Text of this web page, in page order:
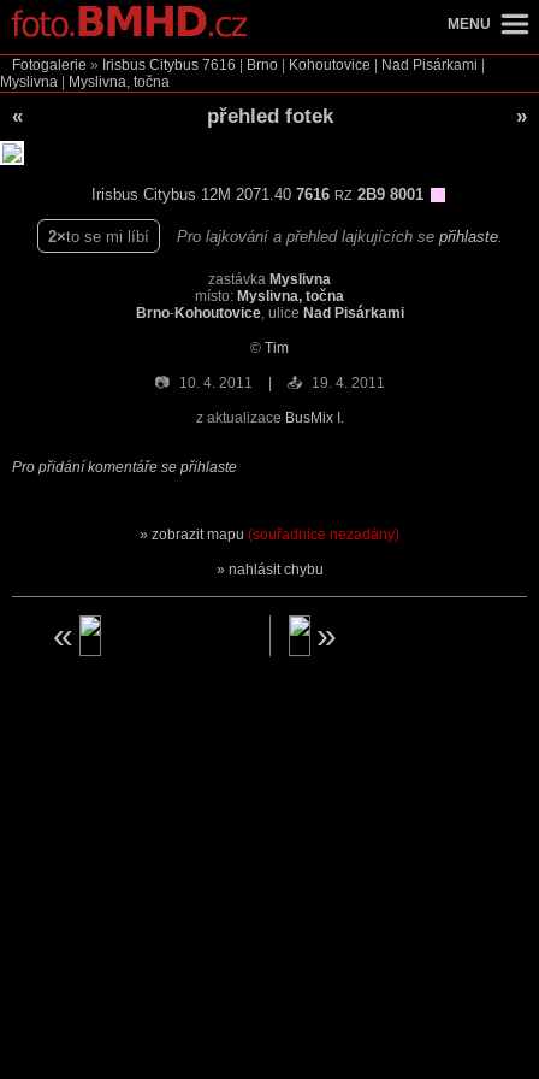
Fotogalerie » Irisbus Citybus 7616 Brno Kohoutovice Nad Pisárkami
Myslivna
Myslivna, točna
« přehled fotek »
Irisbus Citybus 12M 2071.40 7616 RZ 2B9 8001
2 to se mi líbí Pro lajkování a přehled lajkujících se přihlaste.
zastávka Myslivna
místo: Myslivna, točna
Brno-Kohoutovice, ulice Nad Pisárkami
© Tim
📷 10. 4. 2011 📤 19. 4. 2011
z aktualizace BusMix I.
Pro přidání komentáře se přihlaste
zobrazit mapu (souřadnice nezadány)
nahlásit chybu
MENU